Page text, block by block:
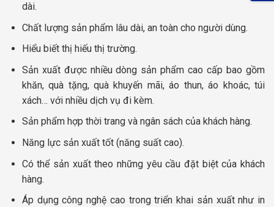
dài.
Chất lượng sản phẩm lâu dài, an toàn cho người dùng.
Hiểu biết thị hiếu thị trường.
Sản xuất được nhiều dòng sản phẩm cao cấp bao gồm
khăn, quà tặng, quà khuyến mãi, áo thun, áo khoác, túi
xách… với nhiều dịch vụ đi kèm.
Sản phẩm hợp thời trang và ngân sách của khách hàng.
Năng lực sản xuất tốt (năng suất cao).
Có thể sản xuất theo những yêu cầu đặt biệt của khách
hàng.
Áp dụng công nghệ cao trong triển khai sản xuất như in